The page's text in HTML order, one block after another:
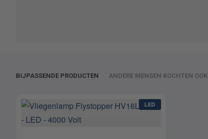
BIJPASSENDE PRODUCTEN ANDERE MENSEN KOCHTEN OOK
LED